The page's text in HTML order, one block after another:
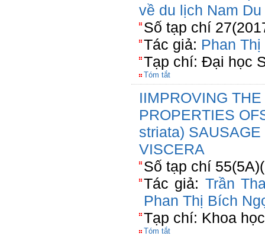
về du lịch Nam Du
Số tạp chí
Tác giả: Phan Thị
Tạp chí: Đại học
Tóm tắt
IIMPROVING
PROPERTIES
striata)
VISCERA
Số tạp chí
Tác giả: Trần
Phan Thị Bích
Tạp chí: Khoa
Tóm tắt